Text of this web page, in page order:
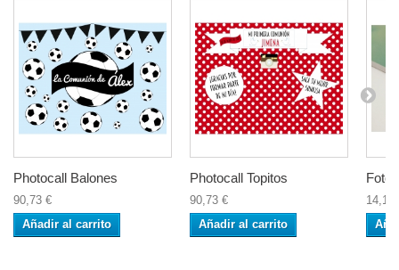
Photocall Balones
90,73 €
Añadir al carrito
Photocall Topitos
90,73 €
Añadir al carrito
14,12